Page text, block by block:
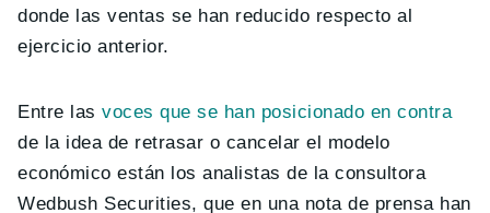
donde las ventas se han reducido respecto al
ejercicio anterior.
Entre lasvoces que se han posicionado en contra
de la idea de retrasar o cancelar el modelo
económico están los analistas de la consultora
Wedbush Securities, que en una nota de prensa han